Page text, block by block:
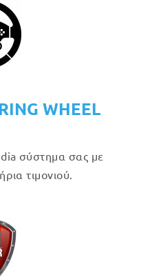
WHEEL
σύστημα σας με
τιμονιού.